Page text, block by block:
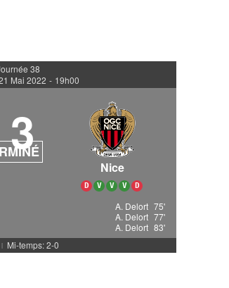
38
Mai 2022 - 19h00
3
Nice
D V V V D
A. Delort 75'
A. Delort 77'
A. Delort 83'
| Mi-temps: 2-0